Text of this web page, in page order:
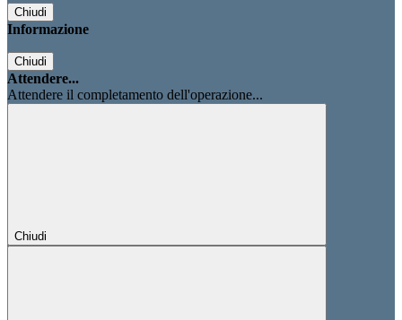
Chiudi
Informazione
Chiudi
Attendere...
Attendere il completamento dell'operazione...
Chiudi